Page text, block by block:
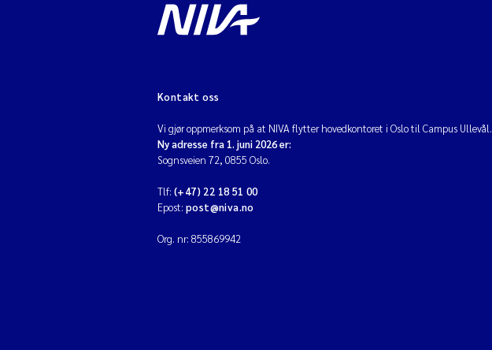
Kontakt oss
Vi gjør oppmerksom på at NIVA flytter hovedkontoret i Oslo til Campus Ullevål.
Ny adresse fra 1. juni 2026 er:
Sognsveien 72, 0855 Oslo.
Tlf: (+47) 22 18 51 00
Epost: post@niva.no
Org. nr: 855869942